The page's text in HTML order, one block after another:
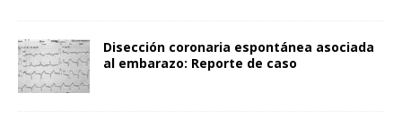
Disección coronaria espontánea asociada
al embarazo: Reporte de caso